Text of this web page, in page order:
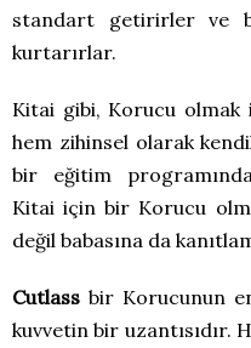
standart getirirler ve
kurtarırlar.
Kitai gibi, Korucu olmak
hem zihinsel olarak
bir eğitim
Kitai için bir Korucu
değil babasına da
Cutlass bir Korucunun
kuvvetin bir uzantısıdır.